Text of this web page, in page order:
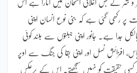
و شر کے جس اخلاقی امتحان میں اتارا ہے اس
پر رکھی گئی ہے کہ بنی نوع انسان اپنی
جدا ہے۔ جانور اپنی جبلتوں سے بلند کوئی
افزائش نسل اور اپنی بقا کی جنگ سے اوپر
پر کسی حقیقت کو نہیں سمجھتے۔ اس کے برعکس